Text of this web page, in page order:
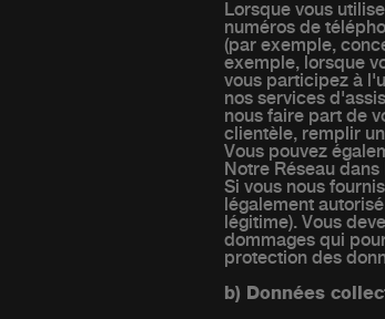
Lorsque vous
numéros de
(par exemple,
exemple, lorsque
vous participez à
nos services
nous faire part de
clientèle, remplir
Vous pouvez
Notre Réseau
Si vous nous
légalement
légitime). Vous
dommages qui
protection des
b) Données